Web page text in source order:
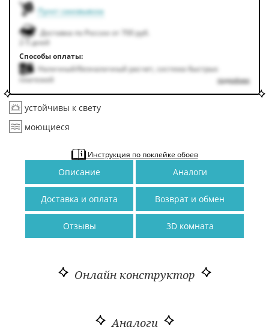
Пункт самовывоза
Доставка по России от 700 руб.
2-5 дней
Способы оплаты:
Наличный/безналичный расчет, система быстрых
платежей
подробнее
устойчивы к свету
моющиеся
Инструкция по поклейке обоев
Описание Аналоги
Доставка и оплата Возврат и обмен
Отзывы 3D комната
Онлайн конструктор
Аналоги